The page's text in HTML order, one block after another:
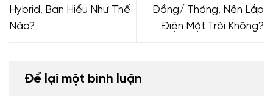
Hybrid, Bạn Hiểu Như Thế
Nào?
Đồng/ Tháng, Nên Lắp
Điện Mặt Trời Không?
Để lại một bình luận